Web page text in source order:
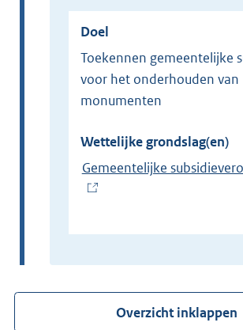
Doel
Toekennen gemeentelijke subsidie
voor het onderhouden van
monumenten
Wettelijke grondslag(en)
Gemeentelijke
x
r
Overzicht inklappen